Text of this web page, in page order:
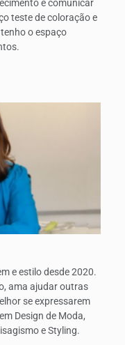
e comunicar
teste de coloração e
o espaço
e estilo desde 2020.
ama ajudar outras
se expressarem
Design de Moda,
e Styling.